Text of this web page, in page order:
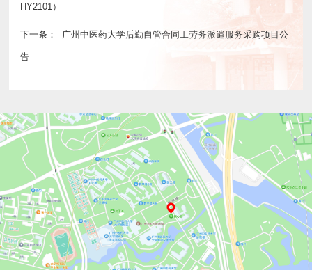
HY2101）
下一条： 广州中医药大学后勤自管合同工劳务派遣服务采购项目公
告